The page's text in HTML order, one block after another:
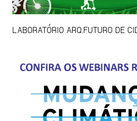
LABORATÓRIO ARQ.FUTURO DE